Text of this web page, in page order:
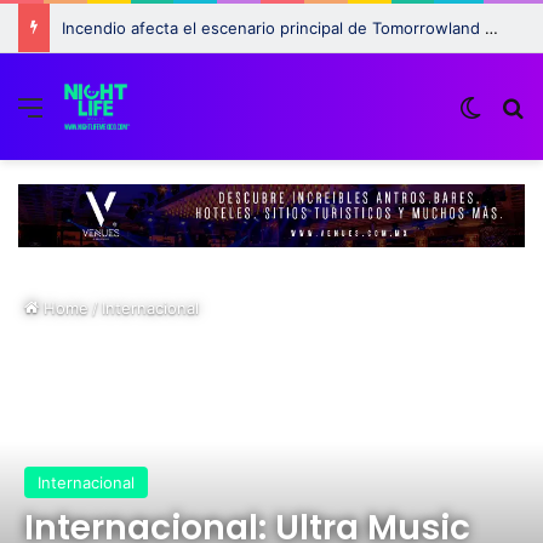
Incendio afecta el escenario principal de Tomorrowland 2025: ¿Qué pasará con el festival?
Menu
Home/Internacional
Internacional
Internacional: Ultra Music